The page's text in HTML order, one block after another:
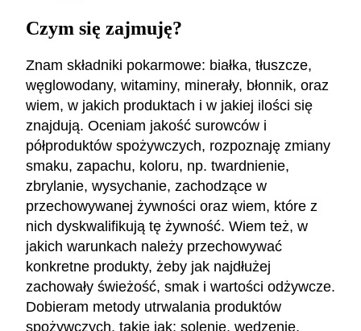
Czym się zajmuję?
Znam składniki pokarmowe: białka, tłuszcze,
węglowodany, witaminy, minerały, błonnik, oraz
wiem, w jakich produktach i w jakiej ilości się
znajdują. Oceniam jakość surowców i
półproduktów spożywczych, rozpoznaję zmiany
smaku, zapachu, koloru, np. twardnienie,
zbrylanie, wysychanie, zachodzące w
przechowywanej żywności oraz wiem, które z
nich dyskwalifikują tę żywność. Wiem też, w
jakich warunkach należy przechowywać
konkretne produkty, żeby jak najdłużej
zachowały świeżość, smak i wartości odżywcze.
Dobieram metody utrwalania produktów
spożywczych, takie jak: solenie, wędzenie,